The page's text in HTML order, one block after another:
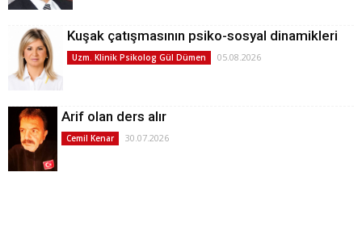
Kuşak çatışmasının psiko-sosyal dinamikleri
Uzm. Klinik Psikolog Gül Dümen 05.08.2026
Arif olan ders alır
Cemil Kenar 30.07.2026